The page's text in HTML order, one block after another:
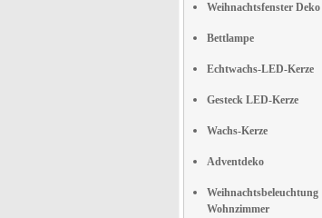
Weihnachtsfenster Deko
Bettlampe
Echtwachs-LED-Kerze
Gesteck LED-Kerze
Wachs-Kerze
Adventdeko
Weihnachtsbeleuchtung
Wohnzimmer